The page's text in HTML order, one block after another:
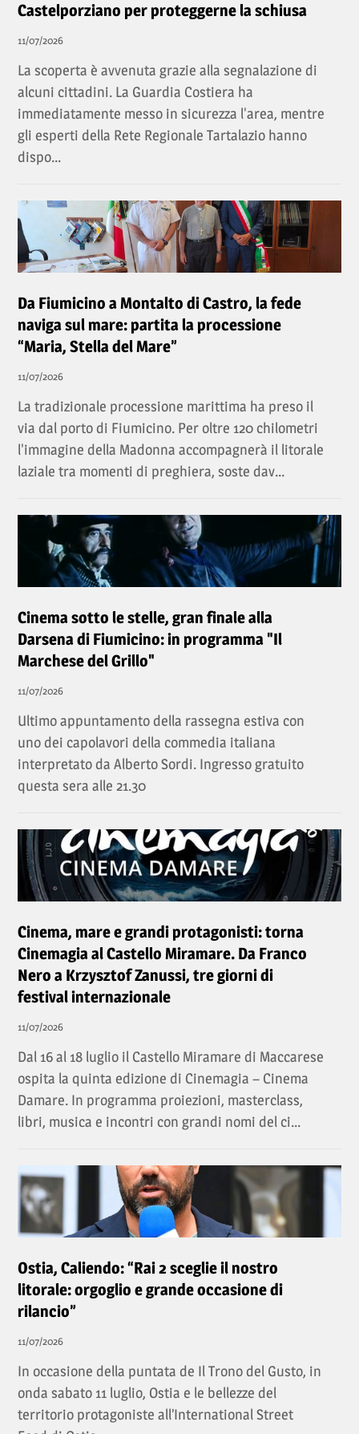
Castelporziano per proteggerne la schiusa
11/07/2026
La scoperta è avvenuta grazie alla segnalazione di
alcuni cittadini. La Guardia Costiera ha
immediatamente messo in sicurezza l'area, mentre
gli esperti della Rete Regionale Tartalazio hanno
dispo...
Da Fiumicino a Montalto di Castro, la fede
naviga sul mare: partita la processione
“Maria, Stella del Mare”
11/07/2026
La tradizionale processione marittima ha preso il
via dal porto di Fiumicino. Per oltre 120 chilometri
l'immagine della Madonna accompagnerà il litorale
laziale tra momenti di preghiera, soste dav...
Cinema sotto le stelle, gran finale alla
Darsena di Fiumicino: in programma "Il
Marchese del Grillo"
11/07/2026
Ultimo appuntamento della rassegna estiva con
uno dei capolavori della commedia italiana
interpretato da Alberto Sordi. Ingresso gratuito
questa sera alle 21.30
Cinema, mare e grandi protagonisti: torna
Cinemagia al Castello Miramare. Da Franco
Nero a Krzysztof Zanussi, tre giorni di
festival internazionale
11/07/2026
Dal 16 al 18 luglio il Castello Miramare di Maccarese
ospita la quinta edizione di Cinemagia – Cinema
Damare. In programma proiezioni, masterclass,
libri, musica e incontri con grandi nomi del ci...
Ostia, Caliendo: “Rai 2 sceglie il nostro
litorale: orgoglio e grande occasione di
rilancio”
11/07/2026
In occasione della puntata de Il Trono del Gusto, in
onda sabato 11 luglio, Ostia e le bellezze del
territorio protagoniste all’International Street